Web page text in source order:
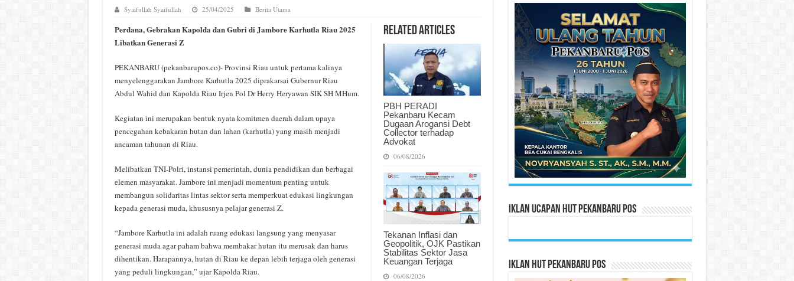
Syaifullah Syaifullah 25/04/2025 Berita Utama
Related Articles
PBH PERADI
Pekanbaru Kecam
Dugaan Arogansi Debt
Collector terhadap
Advokat
06/08/2026
Tekanan Inflasi dan
Geopolitik, OJK Pastikan
Stabilitas Sektor Jasa
Keuangan Terjaga
06/08/2026
Perdana, Gebrakan Kapolda dan Gubri di Jambore Karhutla Riau 2025
Libatkan Generasi Z
PEKANBARU (pekanbarupos.co)- Provinsi Riau untuk pertama kalinya
menyelenggarakan Jambore Karhutla 2025 diprakarsai Gubernur Riau
Abdul Wahid dan Kapolda Riau Irjen Pol Dr Herry Heryawan SIK SH MHum.
Kegiatan ini merupakan bentuk nyata komitmen daerah dalam upaya
pencegahan kebakaran hutan dan lahan (karhutla) yang masih menjadi
ancaman tahunan di Riau.
Melibatkan TNI-Polri, instansi pemerintah, dunia pendidikan dan berbagai
elemen masyarakat. Jambore ini menjadi momentum penting untuk
membangun solidaritas lintas sektor serta memperkuat edukasi lingkungan
kepada generasi muda, khususnya pelajar generasi Z.
“Jambore Karhutla ini adalah ruang edukasi langsung yang menyasar
generasi muda agar paham bahwa membakar hutan itu merusak dan harus
dihentikan. Harapannya, hutan di Riau ke depan lebih terjaga oleh generasi
yang peduli lingkungan,” ujar Kapolda Riau.
Iklan Ucapan HUT Pekanbaru Pos
Iklan HUT Pekanbaru Pos